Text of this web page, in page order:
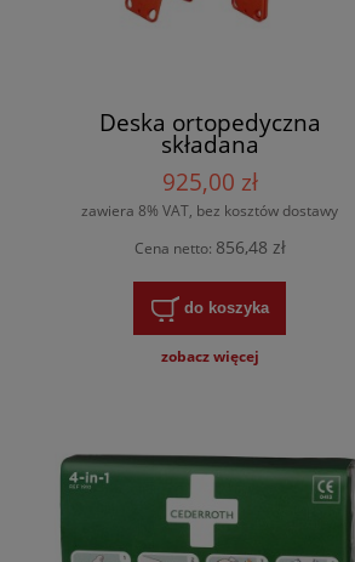
Deska ortopedyczna
składana
925,00 zł
zawiera 8% VAT, bez kosztów dostawy
Cena netto: 856,48 zł
do koszyka
zobacz więcej